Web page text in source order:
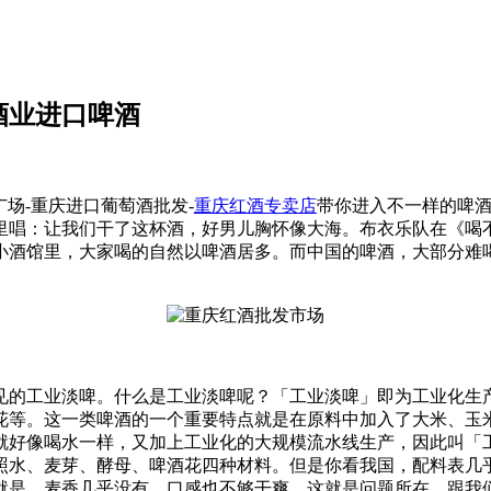
业进口啤酒
场-重庆进口葡萄酒批发-重庆红酒专卖店带你进入不一样的啤
：让我们干了这杯酒，好男儿胸怀像大海。布衣乐队在《
馆里，大家喝的自然以啤酒居多。而中国的啤酒，大部分
工业淡啤。什么是工业淡啤呢？「工业淡啤」即为工业化
。这一类啤酒的一个重要特点就是在原料中加入了大米、
像喝水一样，又加上工业化的大规模流水线生产，因此叫
、麦芽、酵母、啤酒花四种材料。但是你看我国，配料表